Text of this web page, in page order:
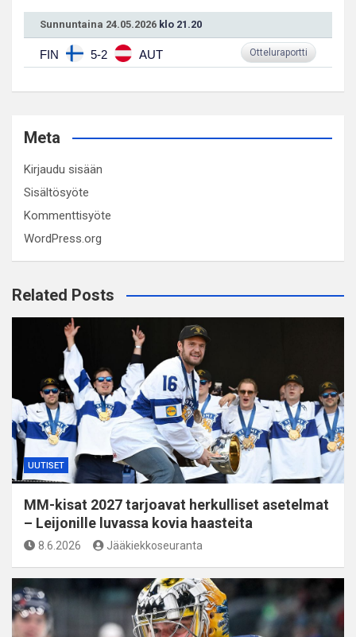
Sunnuntaina 24.05.2026 klo 21.20
FIN 5-2 AUT Otteluraportti
Meta
Kirjaudu sisään
Sisältösyöte
Kommenttisyöte
WordPress.org
Related Posts
UUTISET
MM-kisat 2027 tarjoavat herkulliset asetelmat
– Leijonille luvassa kovia haasteita
8.6.2026 Jääkiekkoseuranta